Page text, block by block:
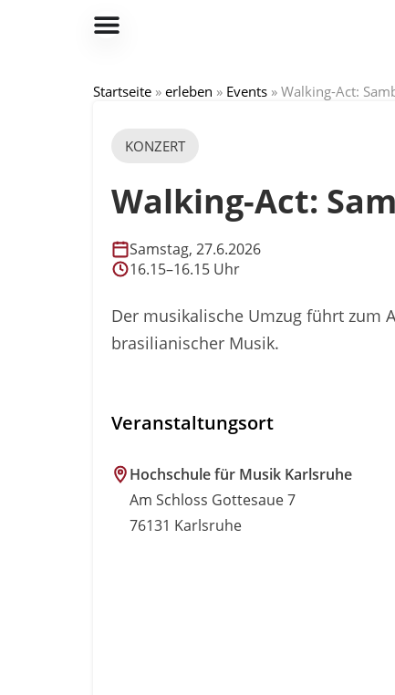
Startseite » erleben » Events » Walking-Act:
KONZERT
Walking-Act:
Samstag, 27.6.2026
16.15–16.15 Uhr
Der musikalische Umzug führt zum
brasilianischer Musik.
Veranstaltungsort
Hochschule für Musik Karlsruhe
Am Schloss Gottesaue 7
76131 Karlsruhe